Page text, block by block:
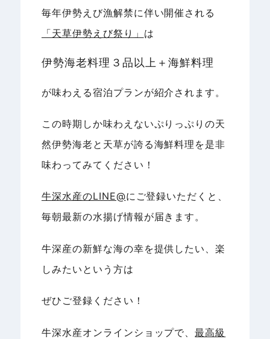
毎年伊勢えび漁解禁に伴い開催される
「天草伊勢えび祭り」 は
伊勢海老料理３品以上＋海鮮料理
が味わえる宿泊プランが紹介されます。
この時期しか味わえないぷりっぷりの天
然伊勢海老と天草が誇る海鮮料理を是非
味わってみてください！
牛深水産のLINE@にご登録いただくと、
毎朝最新の水揚げ情報が届きます。
牛深産の新鮮な海の幸を提供したい、楽
しみたいという方は
ぜひご登録ください！
牛深水産オンラインショップで、最高級